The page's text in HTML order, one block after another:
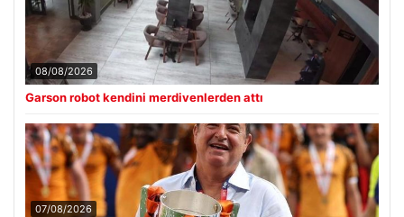
08/08/2026
Garson robot kendini merdivenlerden attı
07/08/2026